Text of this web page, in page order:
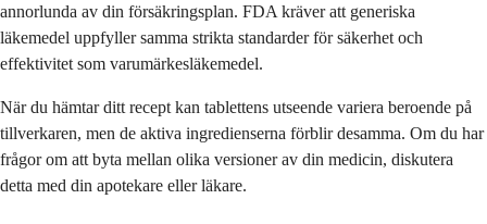
annorlunda av din försäkringsplan. FDA kräver att generiska
läkemedel uppfyller samma strikta standarder för säkerhet och
effektivitet som varumärkesläkemedel.
När du hämtar ditt recept kan tablettens utseende variera beroende på
tillverkaren, men de aktiva ingredienserna förblir desamma. Om du har
frågor om att byta mellan olika versioner av din medicin, diskutera
detta med din apotekare eller läkare.